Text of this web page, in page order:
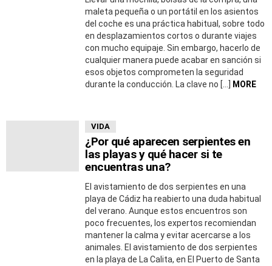
maleta pequeña o un portátil en los asientos
del coche es una práctica habitual, sobre todo
en desplazamientos cortos o durante viajes
con mucho equipaje. Sin embargo, hacerlo de
cualquier manera puede acabar en sanción si
esos objetos comprometen la seguridad
durante la conducción. La clave no […]
MORE
VIDA
¿Por qué aparecen serpientes en
las playas y qué hacer si te
encuentras una?
El avistamiento de dos serpientes en una
playa de Cádiz ha reabierto una duda habitual
del verano. Aunque estos encuentros son
poco frecuentes, los expertos recomiendan
mantener la calma y evitar acercarse a los
animales. El avistamiento de dos serpientes
en la playa de La Calita, en El Puerto de Santa